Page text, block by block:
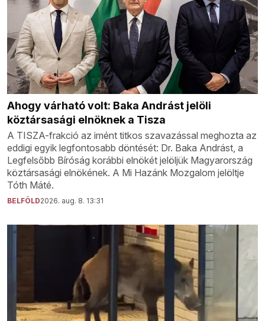
Ahogy várható volt: Baka Andrást jelöli
köztársasági elnöknek a Tisza
A TISZA-frakció az imént titkos szavazással meghozta az
eddigi egyik legfontosabb döntését: Dr. Baka Andrást, a
Legfelsőbb Bíróság korábbi elnökét jelöljük Magyarország
köztársasági elnökének. A Mi Hazánk Mozgalom jelöltje
Tóth Máté.
BELFÖLD2026. aug. 8. 13:31